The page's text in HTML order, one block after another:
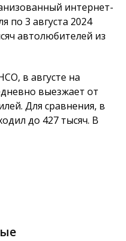
интернет-
по 3 августа 2024
автолюбителей из
в августе на
выезжает от
Для сравнения, в
до 427 тысяч. В